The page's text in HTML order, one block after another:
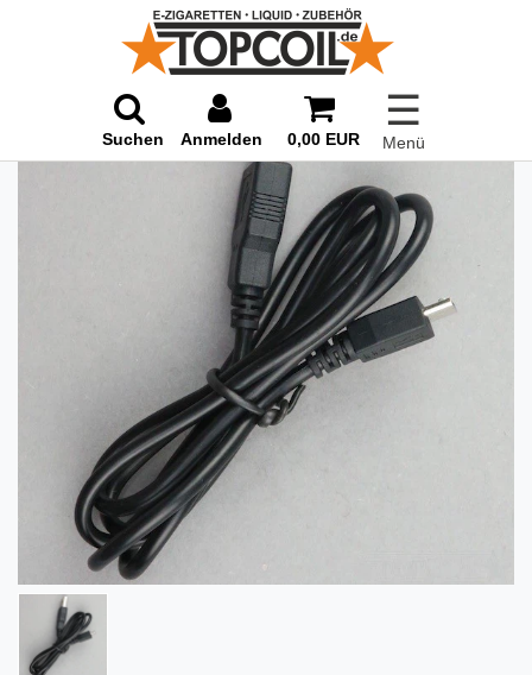
Suchen Anmelden 0,00 EUR
☰
Menü